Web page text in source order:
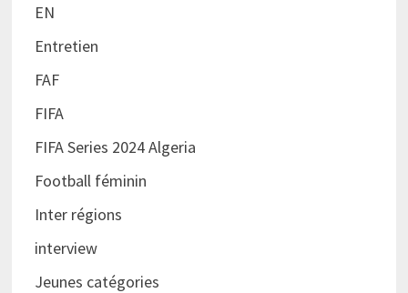
EN
Entretien
FAF
FIFA
FIFA Series 2024 Algeria
Football féminin
Inter régions
interview
Jeunes catégories